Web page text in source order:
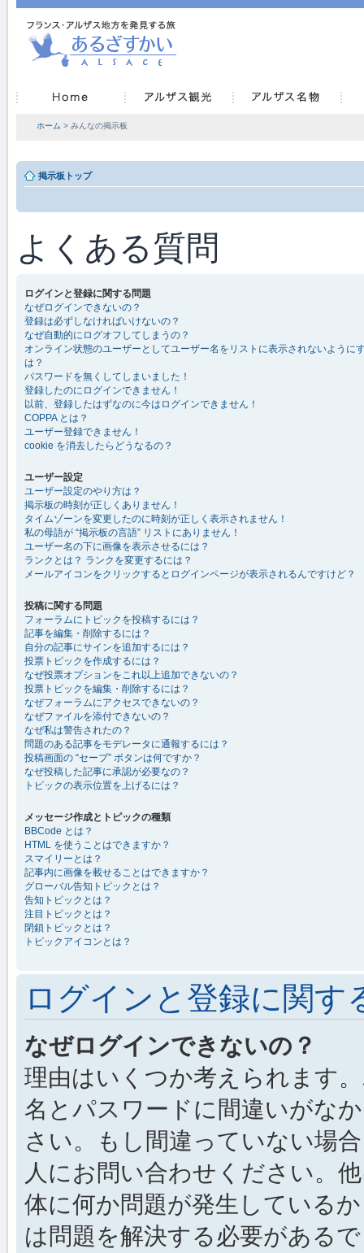
ホーム > みんなの掲示板
掲示板トップ
よくある質問
ログインと登録に関する問題
なぜログインできないの？
登録は必ずしなければいけないの？
なぜ自動的にログオフしてしまうの？
オンライン状態のユーザーとしてユーザー名をリストに表示されないように
は？
パスワードを無くしてしまいました！
登録したのにログインできません！
以前、登録したはずなのに今はログインできません！
COPPA とは？
ユーザー登録できません！
cookie を消去したらどうなるの？
ユーザー設定
ユーザー設定のやり方は？
掲示板の時刻が正しくありません！
タイムゾーンを変更したのに時刻が正しく表示されません！
私の母語が “掲示板の言語” リストにありません！
ユーザー名の下に画像を表示させるには？
ランクとは？ ランクを変更するには？
メールアイコンをクリックするとログインページが表示されるんですけど？
投稿に関する問題
フォーラムにトピックを投稿するには？
記事を編集・削除するには？
自分の記事にサインを追加するには？
投票トピックを作成するには？
なぜ投票オプションをこれ以上追加できないの？
投票トピックを編集・削除するには？
なぜフォーラムにアクセスできないの？
なぜファイルを添付できないの？
なぜ私は警告されたの？
問題のある記事をモデレータに通報するには？
投稿画面の “セーブ” ボタンは何ですか？
なぜ投稿した記事に承認が必要なの？
トピックの表示位置を上げるには？
メッセージ作成とトピックの種類
BBCode とは？
HTML を使うことはできますか？
スマイリーとは？
記事内に画像を載せることはできますか？
グローバル告知トピックとは？
告知トピックとは？
注目トピックとは？
閉鎖トピックとは？
トピックアイコンとは？
ログインと登録に関す
なぜログインできないの？
理由はいくつか考えられます
名とパスワードに間違いがな
さい。もし間違っていない場
人にお問い合わせください。
体に何か問題が発生している
は問題を解決する必要がある